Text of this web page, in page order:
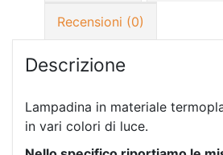
Recensioni (0)
Descrizione
Lampadina in materiale
in vari colori di luce.